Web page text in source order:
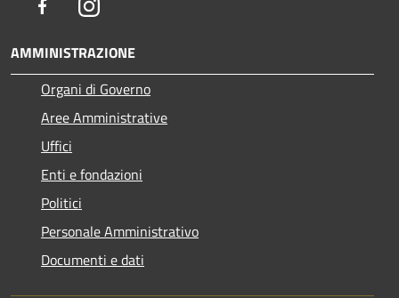
FacebookInstagram
AMMINISTRAZIONE
Organi di Governo
Aree Amministrative
Uffici
Enti e fondazioni
Politici
Personale Amministrativo
Documenti e dati